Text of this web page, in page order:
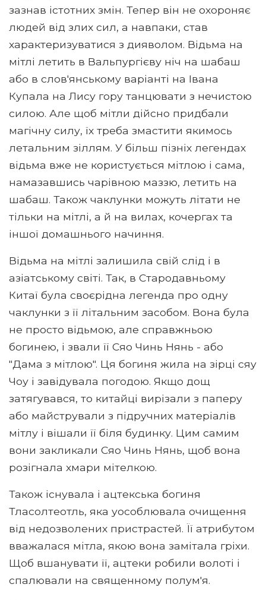
зазнав істотних змін. Тепер він не охороняє
людей від злих сил, а навпаки, став
характеризуватися з дияволом. Відьма на
мітлі летить в Вальпургієву ніч на шабаш
або в слов'янському варіанті на Івана
Купала на Лису гору танцювати з нечистою
силою. Але щоб мітли дійсно придбали
магічну силу, їх треба змастити якимось
летальним зіллям. У більш пізніх легендах
відьма вже не користується мітлою і сама,
намазавшись чарівною маззю, летить на
шабаш. Також чаклунки можуть літати не
тільки на мітлі, а й на вилах, кочергах та
іншої домашнього начиння.
Відьма на мітлі залишила свій слід і в
азіатському світі. Так, в Стародавньому
Китаї була своєрідна легенда про одну
чаклунки з її літальним засобом. Вона була
не просто відьмою, але справжньою
богинею, і звали її Сяо Чинь Нянь - або
"Дама з мітлою". Ця богиня жила на зірці сяу
Чоу і завідувала погодою. Якщо дощ
затягувався, то китайці вирізали з паперу
або майстрували з підручних матеріалів
мітлу і вішали її біля будинку. Цим самим
вони закликали Сяо Чинь Нянь, щоб вона
розігнала хмари мітелкою.
Також існувала і ацтекська богиня
Тласолтеотль, яка уособлювала очищення
від недозволених пристрастей. Її атрибутом
вважалася мітла, якою вона замітала гріхи.
Щоб вшанувати її, ацтеки робили волоті і
спалювали на священному полум'я.